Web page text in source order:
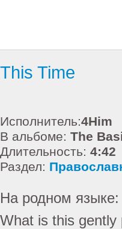
This Time
Исполнитель:4Him
В альбоме: The
Длительность: 4:42
Раздел:
На родном языке:
What is this gently